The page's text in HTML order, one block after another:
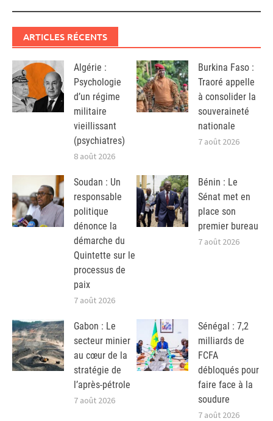
ARTICLES RÉCENTS
Algérie :
Psychologie
d’un régime
militaire
vieillissant
(psychiatres)
8 août 2026
Burkina Faso :
Traoré appelle
à consolider la
souveraineté
nationale
7 août 2026
Soudan : Un
responsable
politique
dénonce la
démarche du
Quintette sur le
processus de
paix
7 août 2026
Bénin : Le
Sénat met en
place son
premier bureau
7 août 2026
Gabon : Le
secteur minier
au cœur de la
stratégie de
l’après-pétrole
7 août 2026
Sénégal : 7,2
milliards de
FCFA
débloqués pour
faire face à la
soudure
7 août 2026